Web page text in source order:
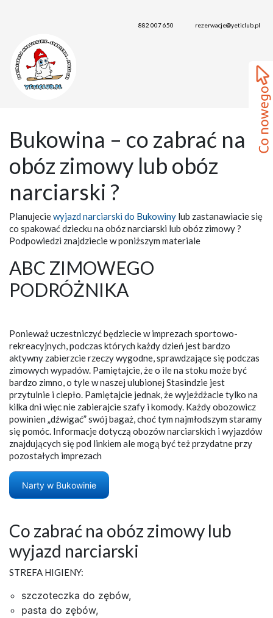
882 007 650 rezerwacje@yeticlub.pl
Bukowina – co zabrać na
obóz zimowy lub obóz
narciarski ?
Planujeciewyjazd narciarski do Bukowiny lub zastanawiacie się
co spakować dziecku na obóz narciarski lub obóz zimowy ?
Podpowiedzi znajdziecie w poniższym materiale
ABC ZIMOWEGO
PODRÓŻNIKA
Ponieważ uczestniczyć będziecie w imprezach sportowo-
rekreacyjnych, podczas których każdy dzień jest bardzo
aktywny zabierzcie rzeczy wygodne, sprawdzające się podczas
zimowych wypadów. Pamiętajcie, że o ile na stoku może być
bardzo zimno, o tyle w naszej ulubionej Stasindzie jest
przytulnie i ciepło. Pamiętajcie jednak, że wyjeżdżacie tylko na
kilka dni więc nie zabierajcie szafy i komody. Każdy obozowicz
powinien „dźwigać” swój bagaż, choć tym najmłodszym staramy
się pomóc. Informacje dotyczą obozów narciarskich i wyjazdów
znajdujących się pod linkiem ale mogą być też przydatne przy
pozostałych imprezach
Narty w Bukowinie
Co zabrać na obóz zimowy lub
wyjazd narciarski
STREFA HIGIENY:
szczoteczka do zębów,
pasta do zębów,